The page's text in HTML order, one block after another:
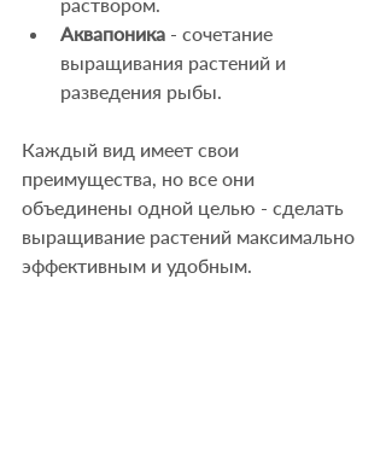
Аквапоника - сочетание
выращивания растений и
разведения рыбы.
Каждый вид имеет свои
преимущества, но все они
объединены одной целью - сделать
выращивание растений максимально
эффективным и удобным.